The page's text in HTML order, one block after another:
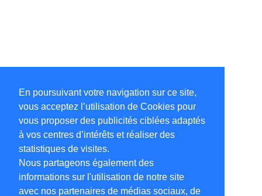
En poursuivant votre navigation sur ce site,
vous acceptez l’utilisation de Cookies pour
vous proposer des publicités ciblées adaptés
à vos centres d’intérêts et réaliser des
statistiques de visites.
Nous partageons également des
informations sur l'utilisation de notre site
avec nos partenaires de médias sociaux, de